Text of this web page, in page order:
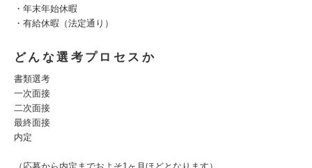
・年末年始休暇
・有給休暇（法定通り）
どんな選考プロセスか
書類選考
一次面接
二次面接
最終面接
内定